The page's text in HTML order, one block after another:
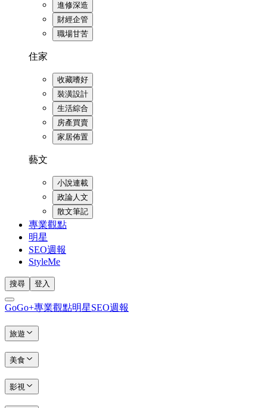
進修深造
財經企管
職場甘苦
住家
收藏嗜好
裝潢設計
生活綜合
房產買賣
家居佈置
藝文
小說連載
政論人文
散文筆記
專業觀點
明星
SEO週報
StyleMe
搜尋 登入
GoGo+專業觀點明星SEO週報
旅遊
美食
影視